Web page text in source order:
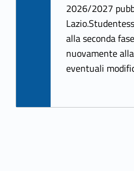
o
o
k
er
2026/2027
alla seconda
nuovamente
eventuali